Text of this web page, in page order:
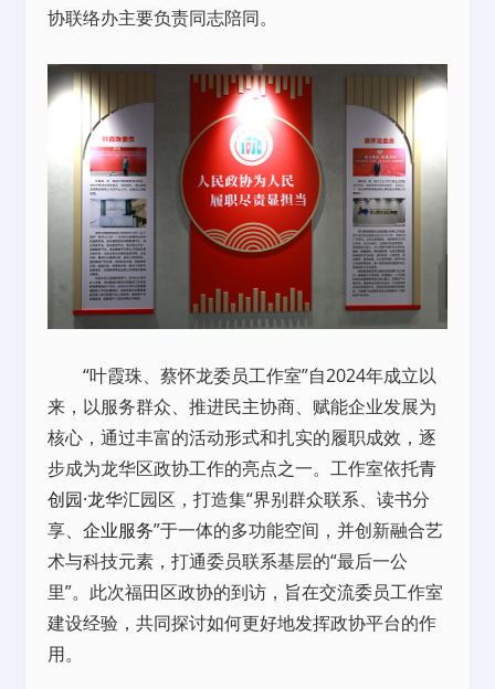
协联络办主要负责同志陪同。
“叶霞珠、蔡怀龙委员工作室”自2024年成立以
来，以服务群众、推进民主协商、赋能企业发展为
核心，通过丰富的活动形式和扎实的履职成效，逐
步成为龙华区政协工作的亮点之一。工作室依托青
创园·龙华汇园区，打造集“界别群众联系、读书分
享、企业服务”于一体的多功能空间，并创新融合艺
术与科技元素，打通委员联系基层的“最后一公
里”。此次福田区政协的到访，旨在交流委员工作室
建设经验，共同探讨如何更好地发挥政协平台的作
用。